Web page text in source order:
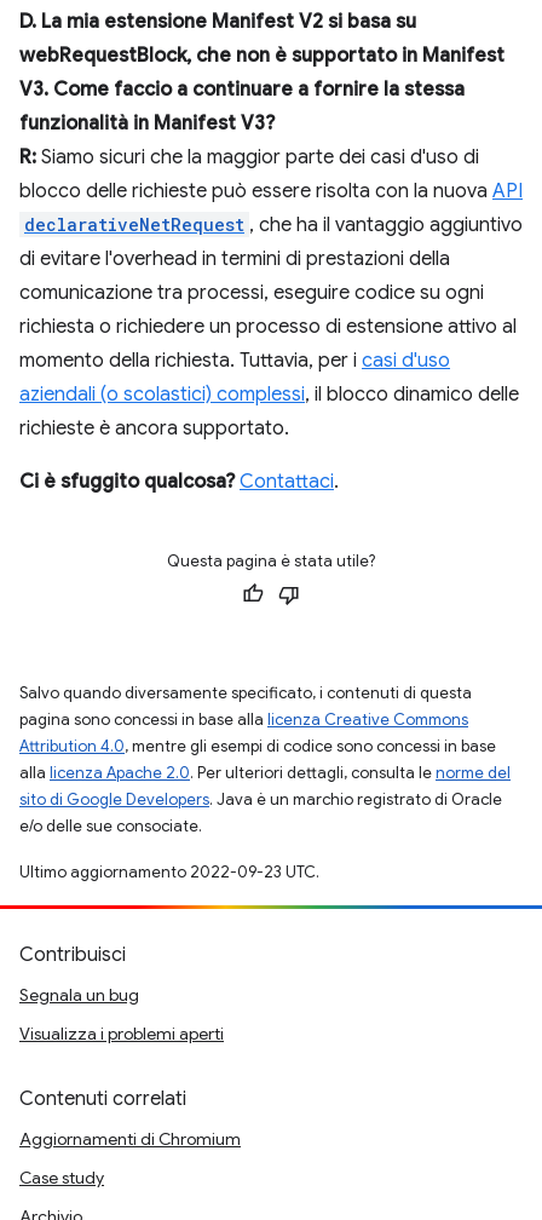
D. La mia estensione Manifest V2 si basa su
webRequestBlock, che non è supportato in Manifest
V3. Come faccio a continuare a fornire la stessa
funzionalità in Manifest V3?
R: Siamo sicuri che la maggior parte dei casi d'uso di
blocco delle richieste può essere risolta con la nuova API
declarativeNetRequest , che ha il vantaggio aggiuntivo
di evitare l'overhead in termini di prestazioni della
comunicazione tra processi, eseguire codice su ogni
richiesta o richiedere un processo di estensione attivo al
momento della richiesta. Tuttavia, per i casi d'uso
aziendali (o scolastici) complessi, il blocco dinamico delle
richieste è ancora supportato.
Ci è sfuggito qualcosa? Contattaci.
Questa pagina è stata utile?
Salvo quando diversamente specificato, i contenuti di questa
pagina sono concessi in base alla licenza Creative Commons
Attribution 4.0, mentre gli esempi di codice sono concessi in base
alla licenza Apache 2.0. Per ulteriori dettagli, consulta lenorme del
sito di Google Developers. Java è un marchio registrato di Oracle
e/o delle sue consociate.
Ultimo aggiornamento 2022-09-23 UTC.
Contribuisci
Segnala un bug
Visualizza i problemi aperti
Contenuti correlati
Aggiornamenti di Chromium
Case study